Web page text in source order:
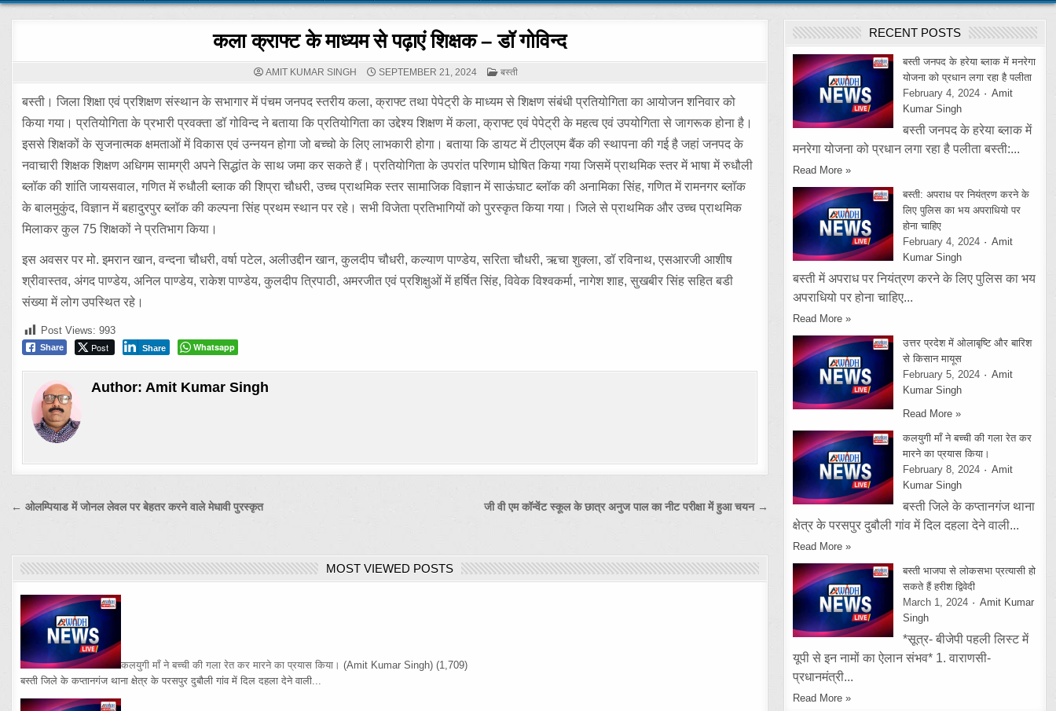
कला क्राफ्ट के माध्यम से पढ़ाएं शिक्षक – डॉ गोविन्द
AMIT KUMAR SINGH SEPTEMBER 21, 2024
POSTED
IN
बस्ती
बस्ती। जिला शिक्षा एवं प्रशिक्षण संस्थान के सभागार में पंचम जनपद स्तरीय कला, क्राफ्ट तथा पेपेट्री के माध्यम से शिक्षण संबंधी प्रतियोगिता का आयोजन शनिवार को
किया गया। प्रतियोगिता के प्रभारी प्रवक्ता डॉ गोविन्द ने बताया कि प्रतियोगिता का उद्देश्य शिक्षण में कला, क्राफ्ट एवं पेपेट्री के महत्व एवं उपयोगिता से जागरूक होना है।
इससे शिक्षकों के सृजनात्मक क्षमताओं में विकास एवं उन्नयन होगा जो बच्चो के लिए लाभकारी होगा। बताया कि डायट में टीएलएम बैंक की स्थापना की गई है जहां जनपद के
नवाचारी शिक्षक शिक्षण अधिगम सामग्री अपने सिद्धांत के साथ जमा कर सकते हैं। प्रतियोगिता के उपरांत परिणाम घोषित किया गया जिसमें प्राथमिक स्तर में भाषा में रुधौली
ब्लॉक की शांति जायसवाल, गणित में रुधौली ब्लाक की शिप्रा चौधरी, उच्च प्राथमिक स्तर सामाजिक विज्ञान में साऊंघाट ब्लॉक की अनामिका सिंह, गणित में रामनगर ब्लॉक
के बालमुकुंद, विज्ञान में बहादुरपुर ब्लॉक की कल्पना सिंह प्रथम स्थान पर रहे। सभी विजेता प्रतिभागियों को पुरस्कृत किया गया। जिले से प्राथमिक और उच्च प्राथमिक
मिलाकर कुल 75 शिक्षकों ने प्रतिभाग किया।
इस अवसर पर मो. इमरान खान, वन्दना चौधरी, वर्षा पटेल, अलीउद्दीन खान, कुलदीप चौधरी, कल्याण पाण्डेय, सरिता चौधरी, ऋचा शुक्ला, डॉ रविनाथ, एसआरजी आशीष
श्रीवास्तव, अंगद पाण्डेय, अनिल पाण्डेय, राकेश पाण्डेय, कुलदीप त्रिपाठी, अमरजीत एवं प्रशिक्षुओं में हर्षित सिंह, विवेक विश्वकर्मा, नागेश शाह, सुखबीर सिंह सहित बडी
संख्या में लोग उपस्थित रहे।
Post Views: 993
Share Post Share Whatsapp
Author:Amit Kumar Singh
Post
जी वी एम कॉन्वेंट स्कूल के छात्र अनुज पाल का नीट परीक्षा में हुआ चयन →
← ओलम्पियाड में जोनल लेवल पर बेहतर करने वाले मेधावी पुरस्कृत
MOST VIEWED POSTS
कलयुगी माँ ने बच्ची की गला रेत कर मारने का प्रयास किया। (Amit Kumar Singh) (1,709)
बस्ती जिले के कप्तानगंज थाना क्षेत्र के परसपुर दुबौली गांव में दिल दहला देने वाली...
RECENT POSTS
बस्ती जनपद के हरेया ब्लाक में मनरेगा
योजना को प्रधान लगा रहा है पलीता
February 4, 2024
Amit
Kumar Singh
बस्ती जनपद के हरेया ब्लाक में
मनरेगा योजना को प्रधान लगा रहा है पलीता बस्ती:...
Read More »
बस्ती: अपराध पर नियंत्रण करने के
लिए पुलिस का भय अपराधियो पर
होना चाहिए
February 4, 2024
Amit
Kumar Singh
बस्ती में अपराध पर नियंत्रण करने के लिए पुलिस का भय
अपराधियो पर होना चाहिए...
Read More »
उत्तर प्रदेश में ओलाबृष्टि और बारिश
से किसान मायूस
February 5, 2024
Amit
Kumar Singh
Read More »
कलयुगी माँ ने बच्ची की गला रेत कर
मारने का प्रयास किया।
February 8, 2024
Amit
Kumar Singh
बस्ती जिले के कप्तानगंज थाना
क्षेत्र के परसपुर दुबौली गांव में दिल दहला देने वाली...
Read More »
बस्ती भाजपा से लोकसभा प्रत्यासी हो
सकते हैं हरीश द्विवेदी
March 1, 2024
Amit Kumar
Singh
*सूत्र- बीजेपी पहली लिस्ट में
यूपी से इन नामों का ऐलान संभव* 1. वाराणसी-
प्रधानमंत्री...
Read More »